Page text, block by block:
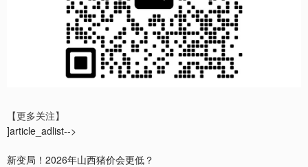
【更多关注】
]article_adlist-->
新变局！2026年山西猪价会更低？